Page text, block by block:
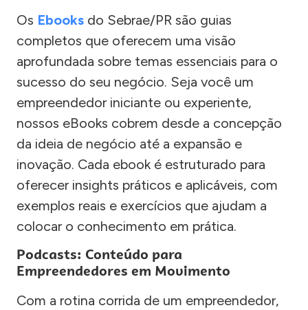
Os Ebooks do Sebrae/PR são guias
completos que oferecem uma visão
aprofundada sobre temas essenciais para o
sucesso do seu negócio. Seja você um
empreendedor iniciante ou experiente,
nossos eBooks cobrem desde a concepção
da ideia de negócio até a expansão e
inovação. Cada ebook é estruturado para
oferecer insights práticos e aplicáveis, com
exemplos reais e exercícios que ajudam a
colocar o conhecimento em prática.
Podcasts: Conteúdo para
Empreendedores em Movimento
Com a rotina corrida de um empreendedor,